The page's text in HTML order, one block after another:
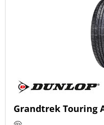
Grandtrek Touring